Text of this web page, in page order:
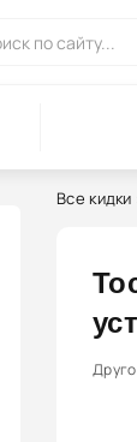
Все кидки
2 3